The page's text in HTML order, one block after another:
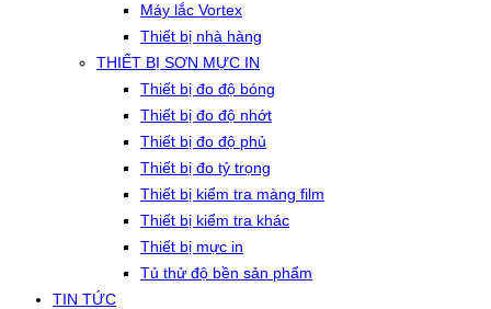
Máy lắc Vortex
Thiết bị nhà hàng
THIẾT BỊ SƠN MỰC IN
Thiết bị đo độ bóng
Thiết bị đo độ nhớt
Thiết bị đo độ phủ
Thiết bị đo tỷ trọng
Thiết bị kiểm tra màng film
Thiết bị kiểm tra khác
Thiết bị mực in
Tủ thử độ bền sản phẩm
TIN TỨC